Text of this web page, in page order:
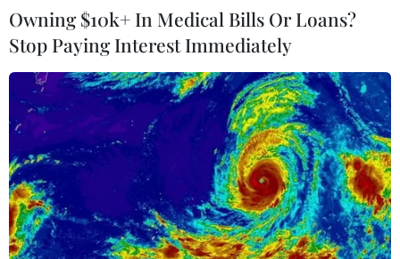
TIN LIÊN QUAN
Owning $10k+ In Medical Bills Or Loans?
Stop Paying Interest Immediately